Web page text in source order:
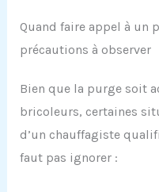
Quand faire appel à un
précautions à observer
Bien que la purge soit
bricoleurs, certaines
d’un chauffagiste
faut pas ignorer :